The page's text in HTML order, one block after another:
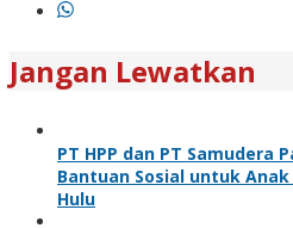
Jangan Lewatkan
PT HPP dan PT Samudera
Bantuan Sosial untuk
Hulu